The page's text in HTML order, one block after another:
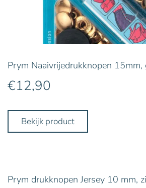
Prym Naaivrijedrukknopen
€12,90
Bekijk product
Prym drukknopen Jersey 10 mm,